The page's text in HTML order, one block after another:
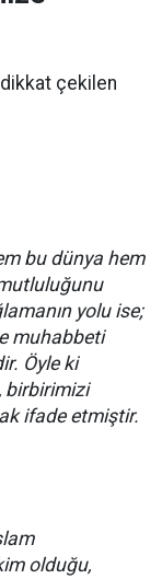
çekilen
bu dünya hem
yolu ise;
muhabbeti
Öyle ki
birbirimizi
ifade etmiştir.
olduğu,